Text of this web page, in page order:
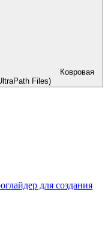
Ковровая
Files)
для создания